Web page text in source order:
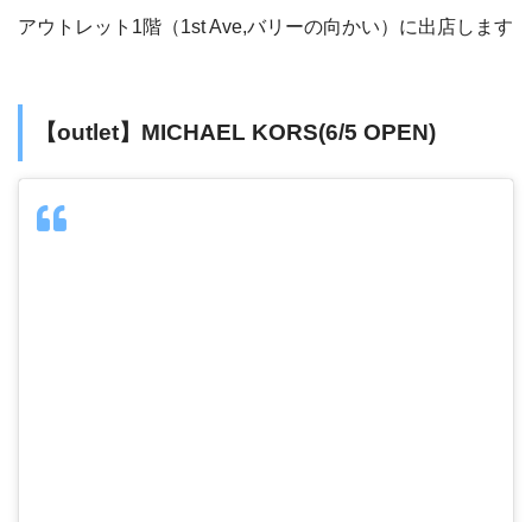
アウトレット1階（1st Ave,バリーの向かい）に出店します
【outlet】MICHAEL KORS(6/5 OPEN)